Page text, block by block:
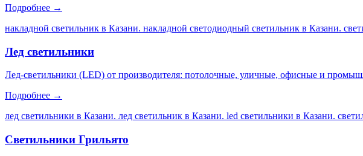
Подробнее →
накладной светильник в Казани. накладной светодиодный светильник в Казани.
Лед светильники
Лед-светильники (LED) от производителя: потолочные, уличные, офисные и
Подробнее →
лед светильники в Казани. лед светильник в Казани. led светильники в Казани.
Светильники Грильято